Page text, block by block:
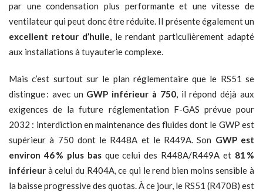
par une condensation plus performante et une vitesse de
ventilateur qui peut donc être réduite. Il présente également un
excellent retour d’huile, le rendant particulièrement adapté
aux installations à tuyauterie complexe.
Mais c’est surtout sur le plan réglementaire que le RS51 se
distingue : avec un GWP inférieur à 750, il répond déjà aux
exigences de la future réglementation F-GAS prévue pour
2032 : interdiction en maintenance des fluides dont le GWP est
supérieur à 750 dont le R448A et le R449A. Son GWP est
environ 46 % plus basque celui des R448A/R449A et 81 %
inférieur à celui du R404A, ce qui le rend bien moins sensible à
la baisse progressive des quotas. À ce jour, le RS51 (R470B) est